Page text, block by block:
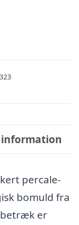
information
percale-
bomuld fra
er